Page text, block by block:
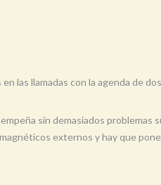
las llamadas con la agenda de
sin demasiados
externos y hay que